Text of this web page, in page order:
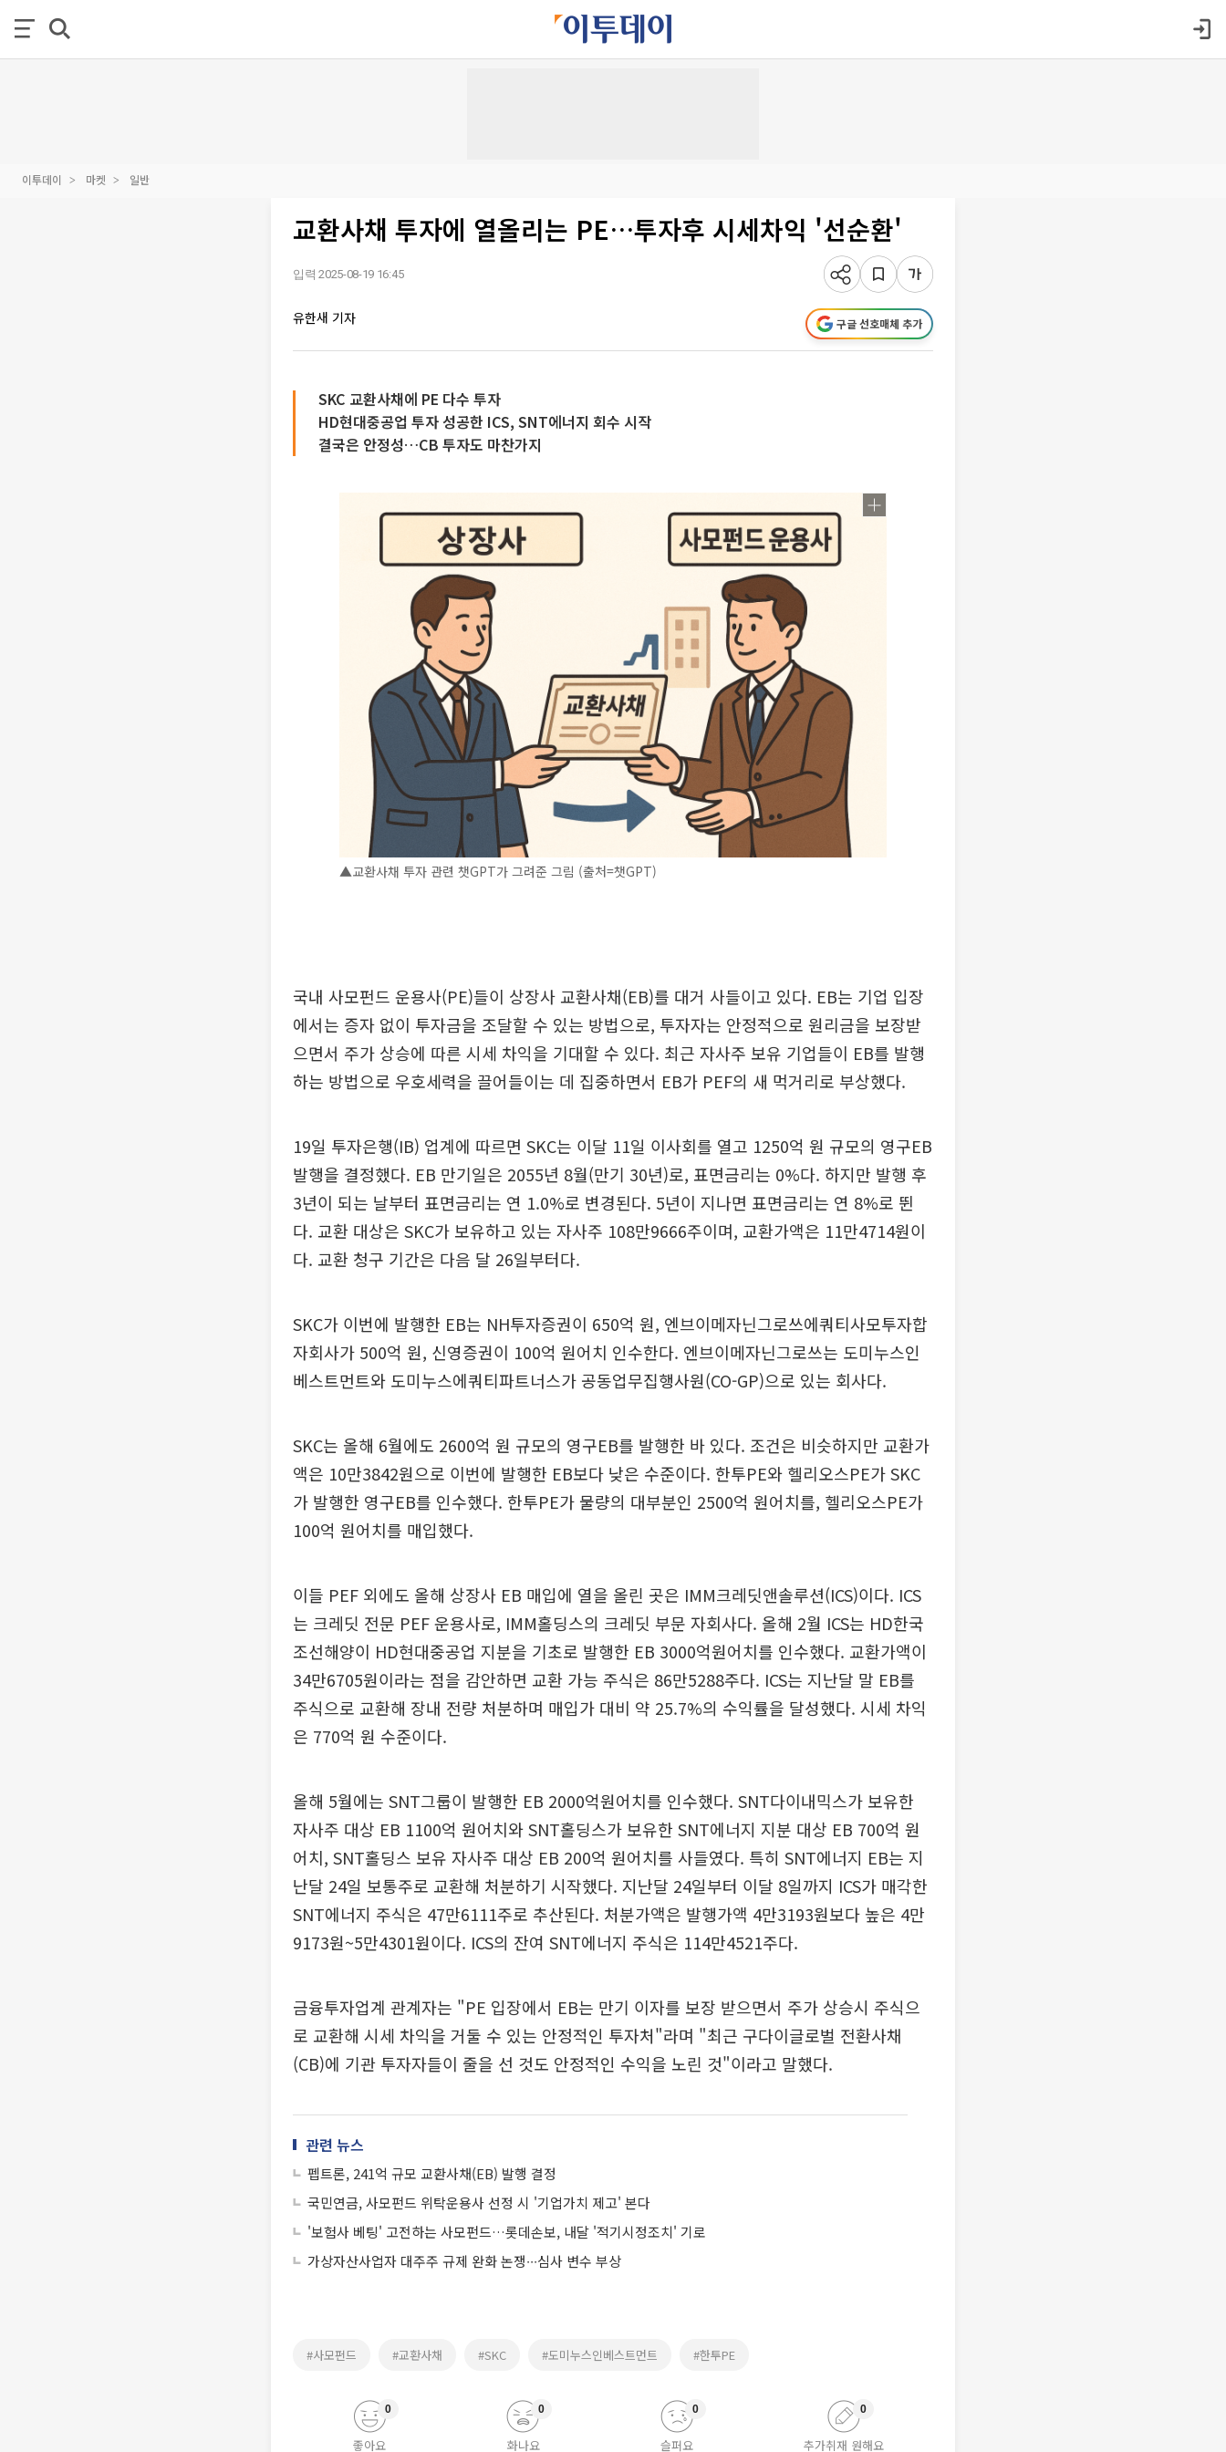
이투데이 마켓 일반
교환사채 투자에 열올리는 PE…투자후 시세차익 '선순환'
입력 2025-08-19 16:45
유한새 기자 구글 선호매체 추가
SKC 교환사채에 PE 다수 투자
HD현대중공업 투자 성공한 ICS, SNT에너지 회수 시작
결국은 안정성…CB 투자도 마찬가지
▲교환사채 투자 관련 챗GPT가 그려준 그림 (출처=챗GPT)
국내 사모펀드 운용사(PE)들이 상장사 교환사채(EB)를 대거 사들이고 있다. EB는 기업 입장
에서는 증자 없이 투자금을 조달할 수 있는 방법으로, 투자자는 안정적으로 원리금을 보장받
으면서 주가 상승에 따른 시세 차익을 기대할 수 있다. 최근 자사주 보유 기업들이 EB를 발행
하는 방법으로 우호세력을 끌어들이는 데 집중하면서 EB가 PEF의 새 먹거리로 부상했다.
19일 투자은행(IB) 업계에 따르면 SKC는 이달 11일 이사회를 열고 1250억 원 규모의 영구EB
발행을 결정했다. EB 만기일은 2055년 8월(만기 30년)로, 표면금리는 0%다. 하지만 발행 후
3년이 되는 날부터 표면금리는 연 1.0%로 변경된다. 5년이 지나면 표면금리는 연 8%로 뛴
다. 교환 대상은 SKC가 보유하고 있는 자사주 108만9666주이며, 교환가액은 11만4714원이
다. 교환 청구 기간은 다음 달 26일부터다.
SKC가 이번에 발행한 EB는 NH투자증권이 650억 원, 엔브이메자닌그로쓰에쿼티사모투자합
자회사가 500억 원, 신영증권이 100억 원어치 인수한다. 엔브이메자닌그로쓰는 도미누스인
베스트먼트와 도미누스에쿼티파트너스가 공동업무집행사원(CO-GP)으로 있는 회사다.
SKC는 올해 6월에도 2600억 원 규모의 영구EB를 발행한 바 있다. 조건은 비슷하지만 교환가
액은 10만3842원으로 이번에 발행한 EB보다 낮은 수준이다. 한투PE와 헬리오스PE가 SKC
가 발행한 영구EB를 인수했다. 한투PE가 물량의 대부분인 2500억 원어치를, 헬리오스PE가
100억 원어치를 매입했다.
이들 PEF 외에도 올해 상장사 EB 매입에 열을 올린 곳은 IMM크레딧앤솔루션(ICS)이다. ICS
는 크레딧 전문 PEF 운용사로, IMM홀딩스의 크레딧 부문 자회사다. 올해 2월 ICS는 HD한국
조선해양이 HD현대중공업 지분을 기초로 발행한 EB 3000억원어치를 인수했다. 교환가액이
34만6705원이라는 점을 감안하면 교환 가능 주식은 86만5288주다. ICS는 지난달 말 EB를
주식으로 교환해 장내 전량 처분하며 매입가 대비 약 25.7%의 수익률을 달성했다. 시세 차익
은 770억 원 수준이다.
올해 5월에는 SNT그룹이 발행한 EB 2000억원어치를 인수했다. SNT다이내믹스가 보유한
자사주 대상 EB 1100억 원어치와 SNT홀딩스가 보유한 SNT에너지 지분 대상 EB 700억 원
어치, SNT홀딩스 보유 자사주 대상 EB 200억 원어치를 사들였다. 특히 SNT에너지 EB는 지
난달 24일 보통주로 교환해 처분하기 시작했다. 지난달 24일부터 이달 8일까지 ICS가 매각한
SNT에너지 주식은 47만6111주로 추산된다. 처분가액은 발행가액 4만3193원보다 높은 4만
9173원~5만4301원이다. ICS의 잔여 SNT에너지 주식은 114만4521주다.
금융투자업계 관계자는 "PE 입장에서 EB는 만기 이자를 보장 받으면서 주가 상승시 주식으
로 교환해 시세 차익을 거둘 수 있는 안정적인 투자처"라며 "최근 구다이글로벌 전환사채
(CB)에 기관 투자자들이 줄을 선 것도 안정적인 수익을 노린 것"이라고 말했다.
관련 뉴스
펩트론, 241억 규모 교환사채(EB) 발행 결정
국민연금, 사모펀드 위탁운용사 선정 시 '기업가치 제고' 본다
'보험사 베팅' 고전하는 사모펀드…롯데손보, 내달 '적기시정조치' 기로
가상자산사업자 대주주 규제 완화 논쟁∙∙∙심사 변수 부상
#사모펀드 #교환사채 #SKC #도미누스인베스트먼트 #한투PE
좋아요
0
화나요
0
슬퍼요
0
추가취재 원해요
0